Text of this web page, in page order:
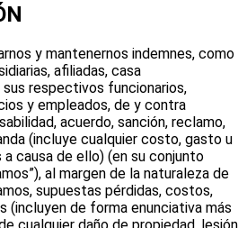
y mantenernos indemnes, como
afiliadas, casa
respectivos funcionarios,
y empleados, de y contra
acuerdo, sanción, reclamo,
(incluye cualquier costo, gasto u
causa de ello) (en su conjunto
al margen de la naturaleza de
supuestas pérdidas, costos,
(incluyen de forma enunciativa más